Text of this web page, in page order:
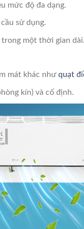
mức độ đa dạng.
sử dụng.
một thời gian dài.
mát khác nhưquạt
kín) và cố định.